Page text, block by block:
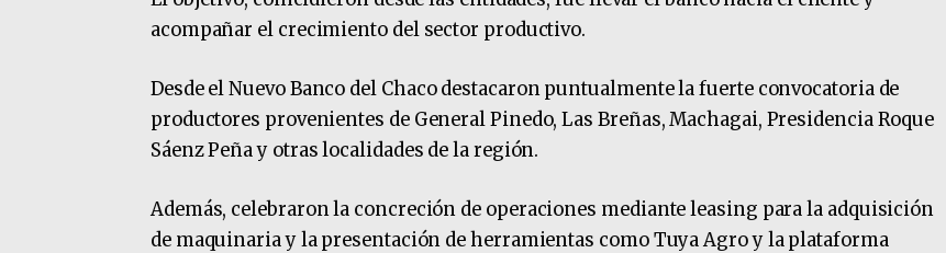
acompañar el crecimiento del sector productivo.
Desde el Nuevo Banco del Chaco destacaron puntualmente la fuerte convocatoria de
productores provenientes de General Pinedo, Las Breñas, Machagai, Presidencia Roque
Sáenz Peña y otras localidades de la región.
Además, celebraron la concreción de operaciones mediante leasing para la adquisición
de maquinaria y la presentación de herramientas como Tuya Agro y la plataforma